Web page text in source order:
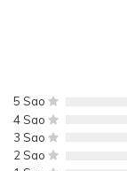
5 Sao
4 Sao
3 Sao
2 Sao